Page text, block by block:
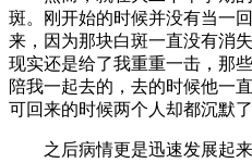
斑。刚开始的时候并没有当一
来，因为那块白斑一直没有消
现实还是给了我重重一击，那
陪我一起去的，去的时候他一
可回来的时候两个人却都沉默了
之后病情更是迅速发展起来